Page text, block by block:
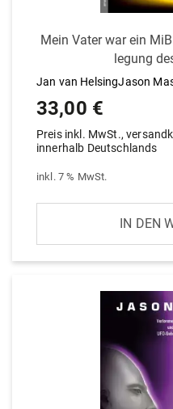
Mein Vater war ein
legung
Jan van HelsingJason
33,00 €
Preis inkl. MwSt.,
innerhalb Deutschlands
inkl. 7 % MwSt.
IN DEN